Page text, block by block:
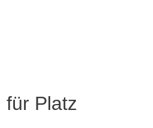
für Platz